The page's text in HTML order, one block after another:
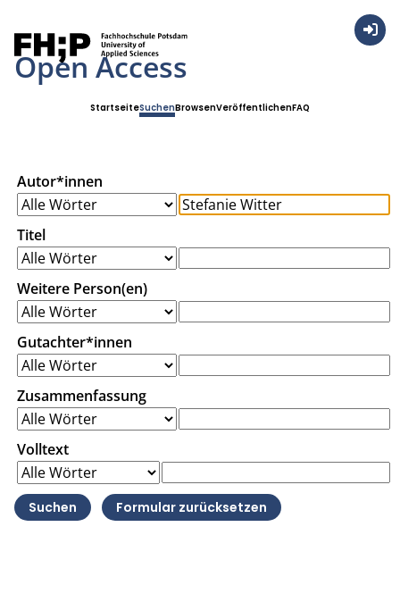
Open Access
StartseiteSuchenBrowsenVeröffentlichenFAQ
Autor*innen
Titel
Weitere Person(en)
Gutachter*innen
Zusammenfassung
Volltext